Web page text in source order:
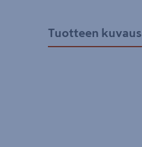
Tuotteen kuvaus